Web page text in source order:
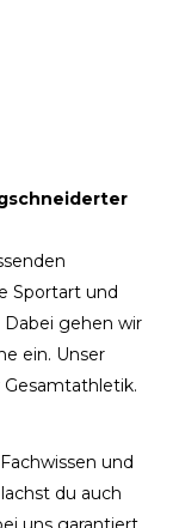
Sportart und
gehen wir
ein. Unser
und
du auch